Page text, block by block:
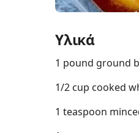
Υλικά
1 pound ground
1/2 cup cooked
1 teaspoon